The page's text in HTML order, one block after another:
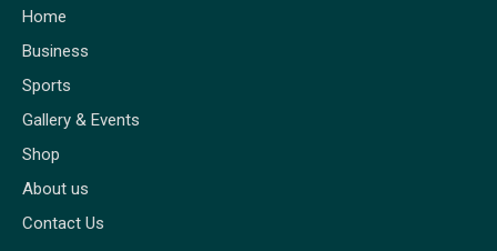
Home
Business
Sports
Gallery & Events
Shop
About us
Contact Us